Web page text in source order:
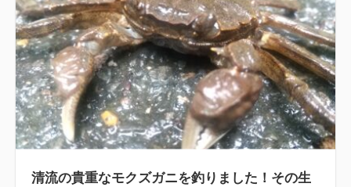
清流の貴重なモクズガニを釣りました！その生